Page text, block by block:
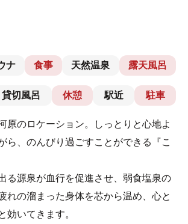
ナ 食事 天然温泉 露天風呂
貸切風呂 休憩 駅近 駐車
原のロケーション。しっとりと心地よ
ら、のんびり過ごすことができる『こ
る源泉が血行を促進させ、弱食塩泉の
れの溜まった身体を芯から温め、心と
効いてきます。